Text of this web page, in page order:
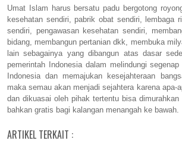
Umat Islam harus bersatu padu bergotong
kesehatan sendiri, pabrik obat sendiri, lembaga
sendiri, pengawasan kesehatan sendiri,
bidang, membangun pertanian dkk, membuka
lain sebagainya yang dibangun atas dasar
pemerintah Indonesia dalam melindungi
Indonesia dan memajukan kesejahteraan
maka semau akan menjadi sejahtera karena apa-
dan dikuasai oleh pihak tertentu bisa
bahkan gratis bagi kalangan menangah ke bawah.
ARTIKEL TERKAIT :